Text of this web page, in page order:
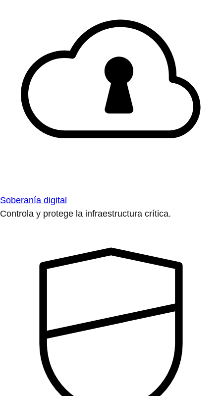
Soberanía digital
Controla y protege la infraestructura crítica.